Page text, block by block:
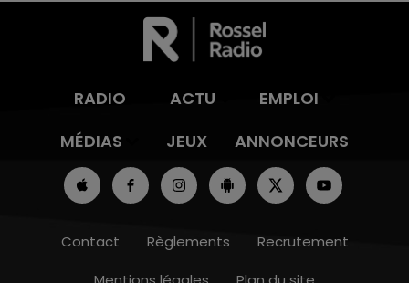
RADIO ACTU
EMPLOI
MÉDIAS
JEUX ANNONCEURS
Contact Règlements
Recrutement